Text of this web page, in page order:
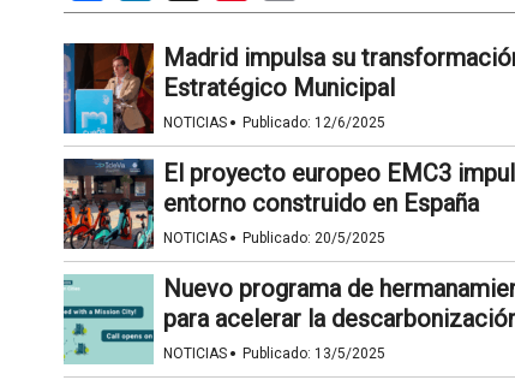
Madrid impulsa su
Estratégico Municipal
NOTICIAS · Publicado: 12/6/2025
El proyecto europeo EMC3
entorno construido en España
NOTICIAS · Publicado: 20/5/2025
Nuevo programa de
para acelerar la
NOTICIAS · Publicado: 13/5/2025